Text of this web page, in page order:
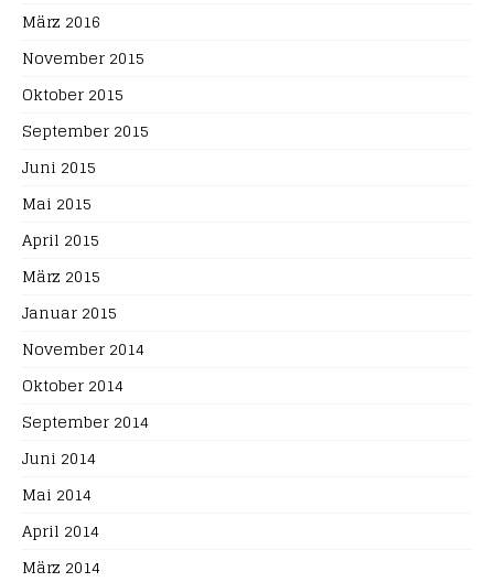
März 2016
November 2015
Oktober 2015
September 2015
Juni 2015
Mai 2015
April 2015
März 2015
Januar 2015
November 2014
Oktober 2014
September 2014
Juni 2014
Mai 2014
April 2014
März 2014